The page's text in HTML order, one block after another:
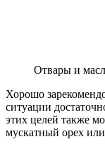
Отвары и
Хорошо
ситуации
этих целей также
мускатный орех или